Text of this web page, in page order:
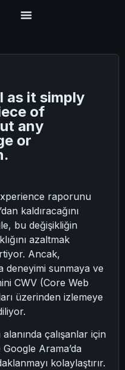
as it simply
of
any
or
raporunu
kaldıracağını
bu değişikliğin
azaltmak
Ancak,
deneyimi sunmaya ve
CWV (Core Web
üzerinden izlemeye
çalışanlar için
Arama’da
kolaylaştırır.